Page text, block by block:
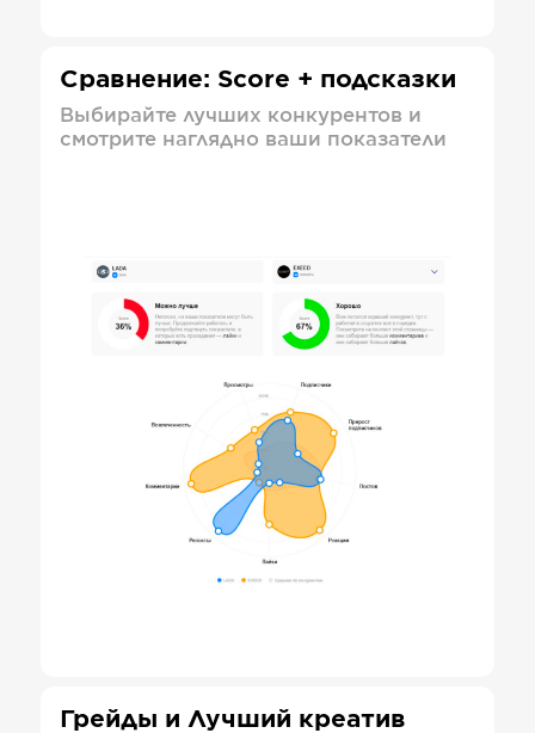
Сравнение: Score + подсказки
Выбирайте лучших конкурентов и
смотрите наглядно ваши показатели
Грейды и Лучший креатив